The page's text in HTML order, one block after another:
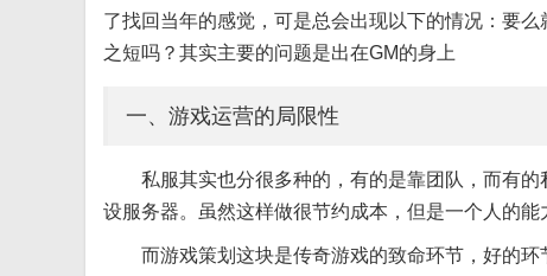
了找回当年的感觉，可是总会出现以下的情况：要
之短吗？其实主要的问题是出在GM的身上
一、游戏运营的局限性
私服其实也分很多种的，有的是靠团队，而有
设服务器。虽然这样做很节约成本，但是一个人的能
而游戏策划这块是传奇游戏的致命环节，好的